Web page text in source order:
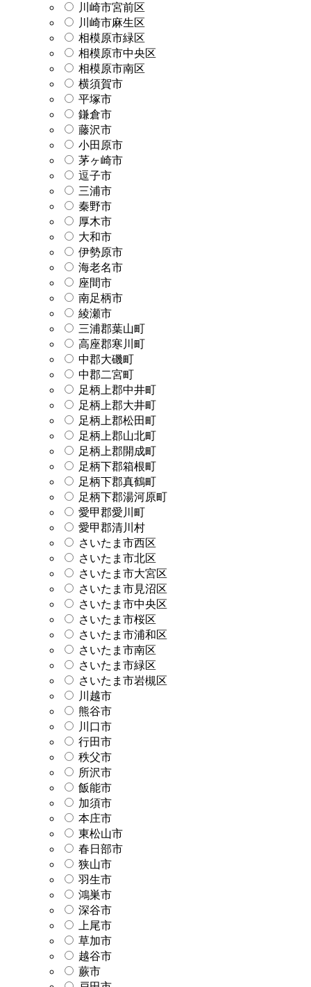
川崎市宮前区
川崎市麻生区
相模原市緑区
相模原市中央区
相模原市南区
横須賀市
平塚市
鎌倉市
藤沢市
小田原市
茅ヶ崎市
逗子市
三浦市
秦野市
厚木市
大和市
伊勢原市
海老名市
座間市
南足柄市
綾瀬市
三浦郡葉山町
高座郡寒川町
中郡大磯町
中郡二宮町
足柄上郡中井町
足柄上郡大井町
足柄上郡松田町
足柄上郡山北町
足柄上郡開成町
足柄下郡箱根町
足柄下郡真鶴町
足柄下郡湯河原町
愛甲郡愛川町
愛甲郡清川村
さいたま市西区
さいたま市北区
さいたま市大宮区
さいたま市見沼区
さいたま市中央区
さいたま市桜区
さいたま市浦和区
さいたま市南区
さいたま市緑区
さいたま市岩槻区
川越市
熊谷市
川口市
行田市
秩父市
所沢市
飯能市
加須市
本庄市
東松山市
春日部市
狭山市
羽生市
鴻巣市
深谷市
上尾市
草加市
越谷市
蕨市